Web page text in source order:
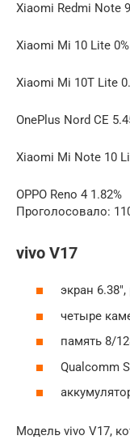
Xiaomi Redmi Note
Xiaomi Mi 10 Lite 0%
Xiaomi Mi 10T Lite
OnePlus Nord CE
Xiaomi Mi Note 10
OPPO Reno 4 1.82%
Проголосовало:
vivo V17
экран
четыре
память 8/
Qualcomm
Модель vivo V17,